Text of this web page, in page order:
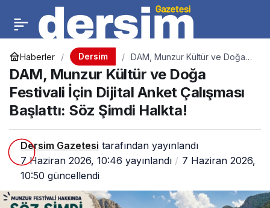
Haberler Dersim
DAM, Munzur Kültür ve Doğa
Festivali İçin Dijital Anket
Çalışması Başlattı: Söz Şimdi
Halkta!
DAM, Munzur Kültür ve Doğa
Festivali İçin Dijital Anket Çalışması
Başlattı: Söz Şimdi Halkta!
Dersim Gazetesi tarafından yayınlandı
7 Haziran 2026, 10:46 yayınlandı
7 Haziran 2026,
10:50 güncellendi